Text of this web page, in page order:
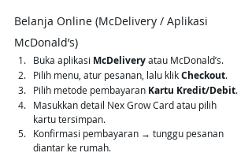
Belanja Online (McDelivery / Aplikasi
McDonald’s)
Buka aplikasi McDelivery atau McDonald’s.
Pilih menu, atur pesanan, lalu klik Checkout.
Pilih metode pembayaran Kartu Kredit/Debit.
Masukkan detail Nex Grow Card atau pilih
kartu tersimpan.
Konfirmasi pembayaran → tunggu pesanan
diantar ke rumah.